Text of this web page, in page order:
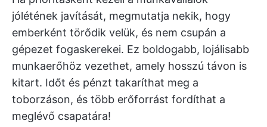
jólétének javítását, megmutatja nekik, hogy
emberként törődik velük, és nem csupán a
gépezet fogaskerekei. Ez boldogabb, lojálisabb
munkaerőhöz vezethet, amely hosszú távon is
kitart. Időt és pénzt takaríthat meg a
toborzáson, és több erőforrást fordíthat a
meglévő csapatára!